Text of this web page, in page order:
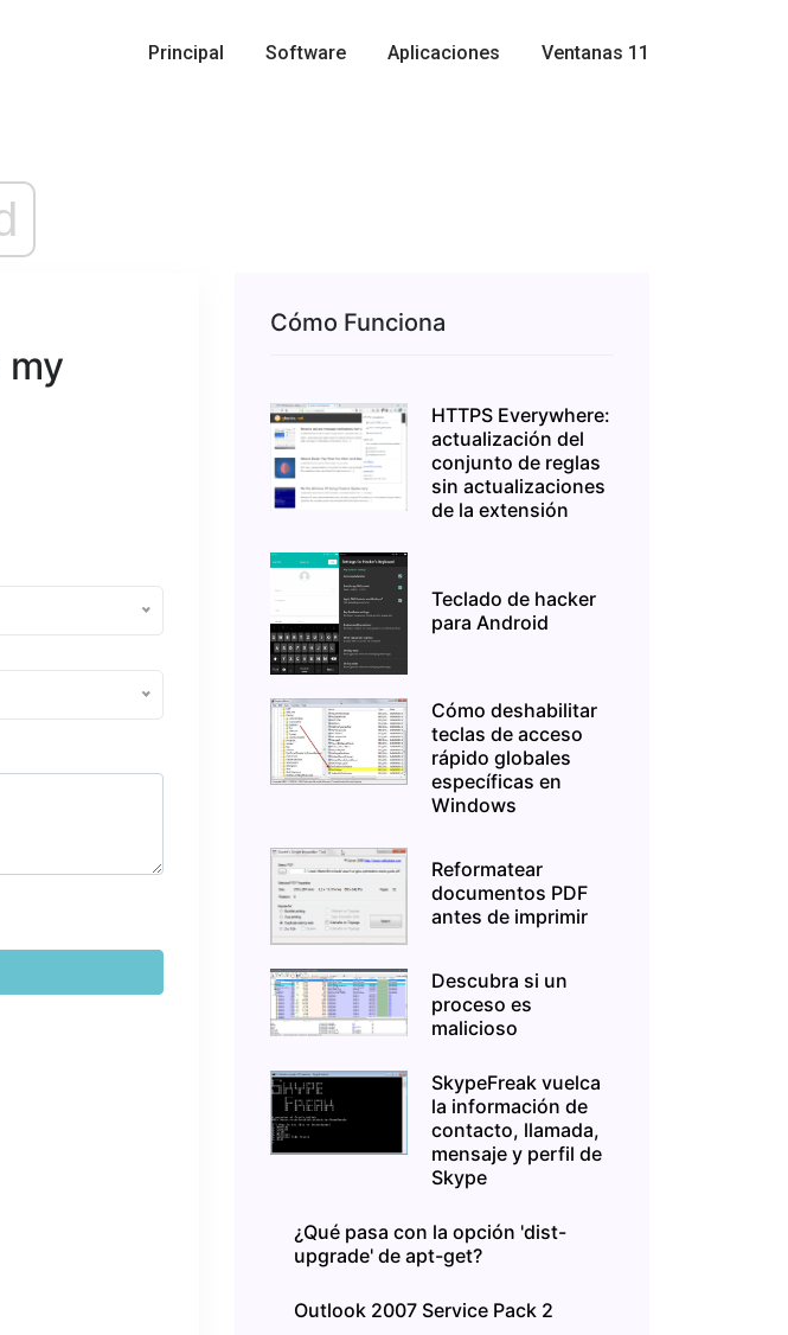
Principal Software Aplicaciones Ventanas 11
Cómo Funciona
HTTPS Everywhere:
actualización del
conjunto de reglas
sin actualizaciones
de la extensión
Teclado de hacker
para Android
Cómo deshabilitar
teclas de acceso
rápido globales
específicas en
Windows
Reformatear
documentos PDF
antes de imprimir
Descubra si un
proceso es
malicioso
SkypeFreak vuelca
la información de
contacto, llamada,
mensaje y perfil de
Skype
¿Qué pasa con la opción 'dist-
upgrade' de apt-get?
Outlook 2007 Service Pack 2